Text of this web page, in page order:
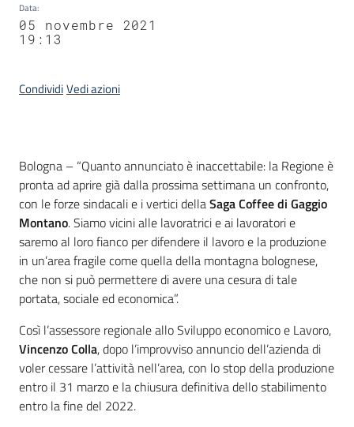
Data:
05 novembre 2021
19:13
CondividiVedi azioni
Contenuto
Bologna – “Quanto annunciato è inaccettabile: la Regione è
pronta ad aprire già dalla prossima settimana un confronto,
con le forze sindacali e i vertici dellaSaga Coffee di Gaggio
Montano. Siamo vicini alle lavoratrici e ai lavoratori e
saremo al loro fianco per difendere il lavoro e la produzione
in un’area fragile come quella della montagna bolognese,
che non si può permettere di avere una cesura di tale
portata, sociale ed economica”.
Così l’assessore regionale allo Sviluppo economico e Lavoro,
Vincenzo Colla, dopo l’improvviso annuncio dell’azienda di
voler cessare l’attività nell’area, con lo stop della produzione
entro il 31 marzo e la chiusura definitiva dello stabilimento
entro la fine del 2022.